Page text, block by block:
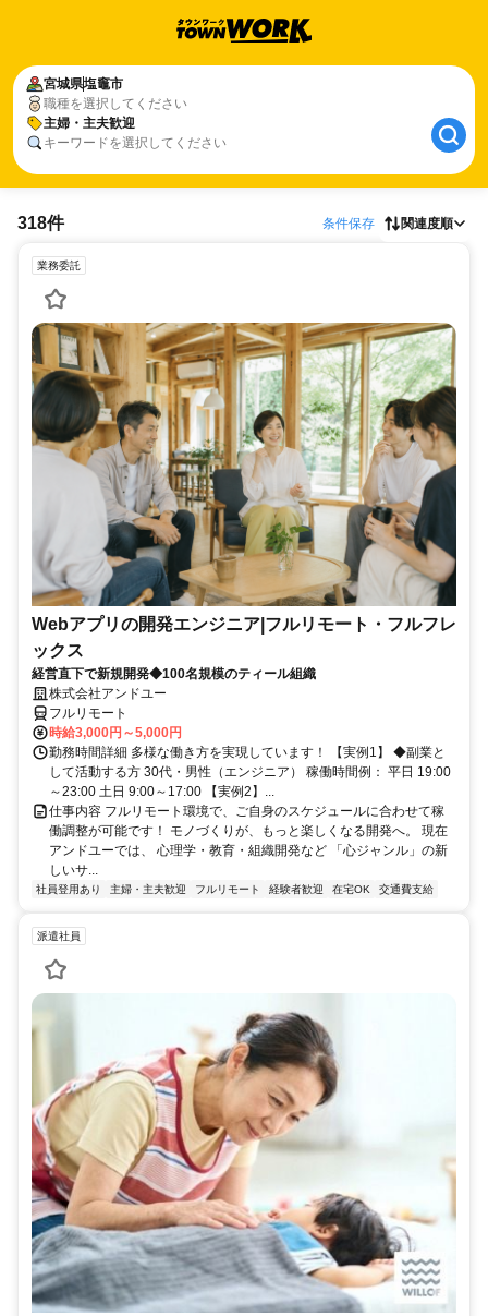
宮城県塩竈市
職種を選択してください
主婦・主夫歓迎
キーワードを選択してください
318件 条件保存 関連度順
業務委託
Webアプリの開発エンジニア|フルリモート・フルフレ
ックス
経営直下で新規開発◆100名規模のティール組織
株式会社アンドユー
フルリモート
時給3,000円～5,000円
勤務時間詳細 多様な働き方を実現しています！ 【実例1】 ◆副業と
して活動する方 30代・男性（エンジニア） 稼働時間例： 平日 19:00
～23:00 土日 9:00～17:00 【実例2】...
仕事内容 フルリモート環境で、ご自身のスケジュールに合わせて稼
働調整が可能です！ モノづくりが、もっと楽しくなる開発へ。 現在
アンドユーでは、 心理学・教育・組織開発など 「心ジャンル」の新
しいサ...
社員登用あり 主婦・主夫歓迎 フルリモート 経験者歓迎 在宅OK 交通費支給
派遣社員